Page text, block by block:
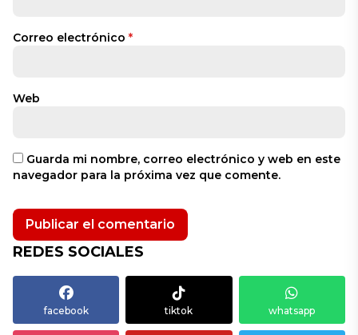
Correo electrónico *
Web
Guarda mi nombre, correo electrónico y web en este
navegador para la próxima vez que comente.
REDES SOCIALES
facebook tiktok whatsapp